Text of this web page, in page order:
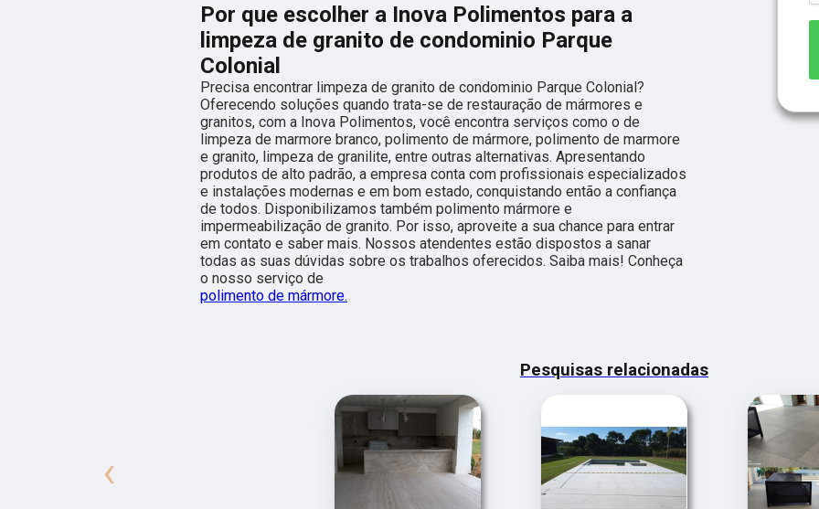
Por que escolher a Inova Polimentos para a
limpeza de granito de condominio Parque
Colonial
Precisa encontrar limpeza de granito de condominio Parque Colonial?
Oferecendo soluções quando trata-se de restauração de mármores e
granitos, com a Inova Polimentos, você encontra serviços como o de
limpeza de marmore branco, polimento de mármore, polimento de marmore
e granito, limpeza de granilite, entre outras alternativas. Apresentando
produtos de alto padrão, a empresa conta com profissionais especializados
e instalações modernas e em bom estado, conquistando então a confiança
de todos. Disponibilizamos também polimento mármore e
impermeabilização de granito. Por isso, aproveite a sua chance para entrar
em contato e saber mais. Nossos atendentes estão dispostos a sanar
todas as suas dúvidas sobre os trabalhos oferecidos. Saiba mais! Conheça
o nosso serviço de
polimento de mármore.
Pesquisas relacionadas
‹